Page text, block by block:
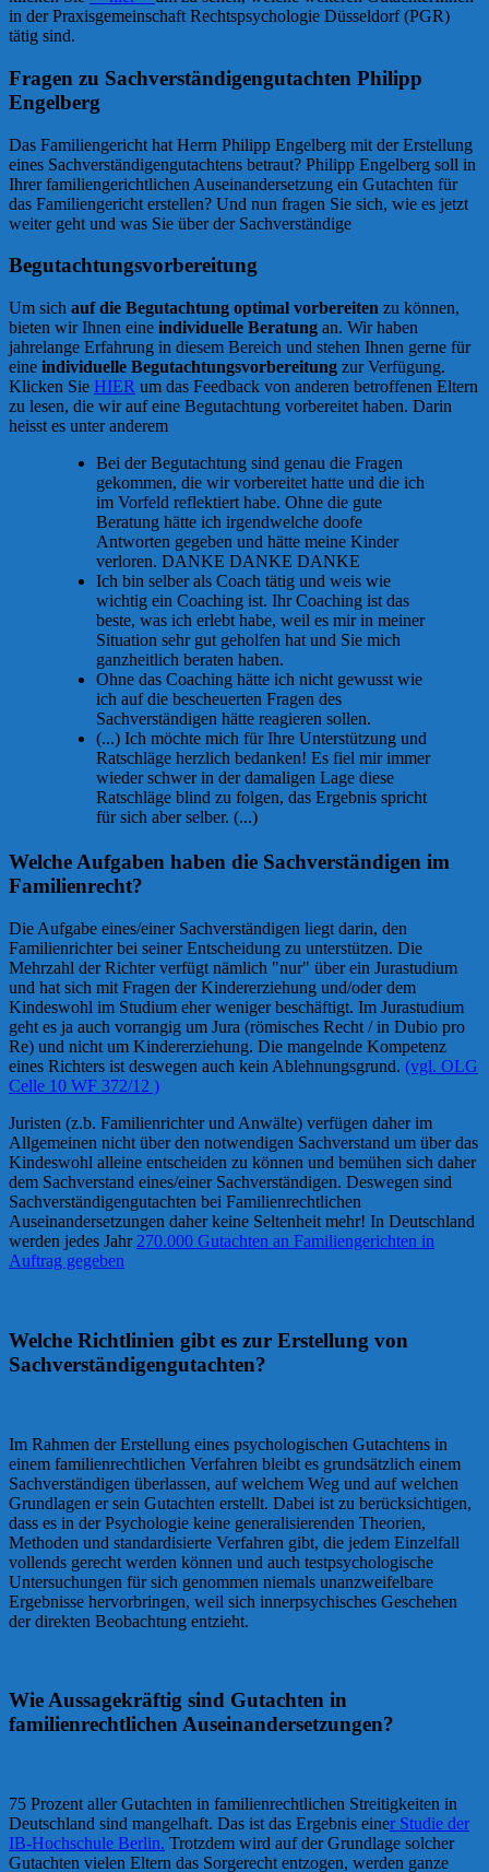
in der Praxisgemeinschaft Rechtspsychologie Düsseldorf (PGR)
tätig sind.
Fragen zu Sachverständigengutachten Philipp
Engelberg
Das Familiengericht hat Herrn Philipp Engelberg mit der Erstellung
eines Sachverständigengutachtens betraut? Philipp Engelberg soll in
Ihrer familiengerichtlichen Auseinandersetzung ein Gutachten für
das Familiengericht erstellen? Und nun fragen Sie sich, wie es jetzt
weiter geht und was Sie über der Sachverständige
Begutachtungsvorbereitung
Um sich auf die Begutachtung optimal vorbereiten zu können,
bieten wir Ihnen eine individuelle Beratung an. Wir haben
jahrelange Erfahrung in diesem Bereich und stehen Ihnen gerne für
eine individuelle Begutachtungsvorbereitung zur Verfügung.
Klicken Sie HIER um das Feedback von anderen betroffenen Eltern
zu lesen, die wir auf eine Begutachtung vorbereitet haben. Darin
heisst es unter anderem
Bei der Begutachtung sind genau die Fragen
gekommen, die wir vorbereitet hatte und die ich
im Vorfeld reflektiert habe. Ohne die gute
Beratung hätte ich irgendwelche doofe
Antworten gegeben und hätte meine Kinder
verloren. DANKE DANKE DANKE
Ich bin selber als Coach tätig und weis wie
wichtig ein Coaching ist. Ihr Coaching ist das
beste, was ich erlebt habe, weil es mir in meiner
Situation sehr gut geholfen hat und Sie mich
ganzheitlich beraten haben.
Ohne das Coaching hätte ich nicht gewusst wie
ich auf die bescheuerten Fragen des
Sachverständigen hätte reagieren sollen.
(...) Ich möchte mich für Ihre Unterstützung und
Ratschläge herzlich bedanken! Es fiel mir immer
wieder schwer in der damaligen Lage diese
Ratschläge blind zu folgen, das Ergebnis spricht
für sich aber selber. (...)
Welche Aufgaben haben die Sachverständigen im
Familienrecht?
Die Aufgabe eines/einer Sachverständigen liegt darin, den
Familienrichter bei seiner Entscheidung zu unterstützen. Die
Mehrzahl der Richter verfügt nämlich "nur" über ein Jurastudium
und hat sich mit Fragen der Kindererziehung und/oder dem
Kindeswohl im Studium eher weniger beschäftigt. Im Jurastudium
geht es ja auch vorrangig um Jura (römisches Recht / in Dubio pro
Re) und nicht um Kindererziehung. Die mangelnde Kompetenz
eines Richters ist deswegen auch kein Ablehnungsgrund. (vgl. OLG
Celle 10 WF 372/12 )
Juristen (z.b. Familienrichter und Anwälte) verfügen daher im
Allgemeinen nicht über den notwendigen Sachverstand um über das
Kindeswohl alleine entscheiden zu können und bemühen sich daher
dem Sachverstand eines/einer Sachverständigen. Deswegen sind
Sachverständigengutachten bei Familienrechtlichen
Auseinandersetzungen daher keine Seltenheit mehr! In Deutschland
werden jedes Jahr 270.000 Gutachten an Familiengerichten in
Auftrag gegeben
Welche Richtlinien gibt es zur Erstellung von
Sachverständigengutachten?
Im Rahmen der Erstellung eines psychologischen Gutachtens in
einem familienrechtlichen Verfahren bleibt es grundsätzlich einem
Sachverständigen überlassen, auf welchem Weg und auf welchen
Grundlagen er sein Gutachten erstellt. Dabei ist zu berücksichtigen,
dass es in der Psychologie keine generalisierenden Theorien,
Methoden und standardisierte Verfahren gibt, die jedem Einzelfall
vollends gerecht werden können und auch testpsychologische
Untersuchungen für sich genommen niemals unanzweifelbare
Ergebnisse hervorbringen, weil sich innerpsychisches Geschehen
der direkten Beobachtung entzieht.
Wie Aussagekräftig sind Gutachten in
familienrechtlichen Auseinandersetzungen?
75 Prozent aller Gutachten in familienrechtlichen Streitigkeiten in
Deutschland sind mangelhaft. Das ist das Ergebnis einer Studie der
IB-Hochschule Berlin. Trotzdem wird auf der Grundlage solcher
Gutachten vielen Eltern das Sorgerecht entzogen, werden ganze